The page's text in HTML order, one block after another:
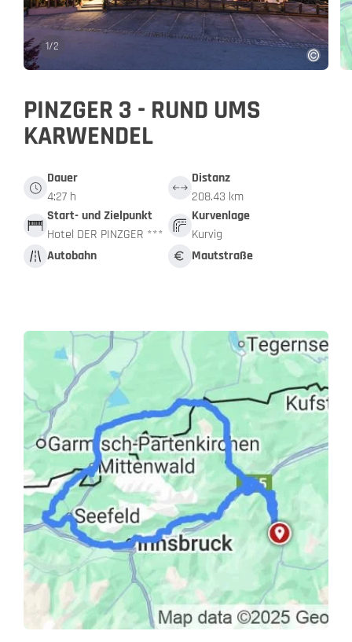
1/2
PINZGER 3 - RUND UMS
KARWENDEL
Dauer
4:27 h
Distanz
208.43 km
Start- und Zielpunkt
Hotel DER PINZGER ***
Kurvenlage
Kurvig
Autobahn
Mautstraße